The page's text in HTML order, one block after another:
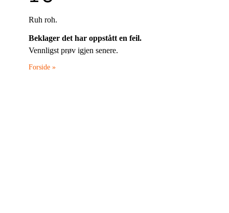
Ruh roh.
Beklager det har oppstått en feil.
Vennligst prøv igjen senere.
Forside »